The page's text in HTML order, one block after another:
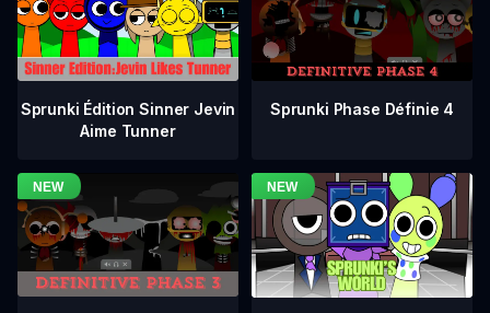
Sprunki Édition Sinner Jevin
Aime Tunner
Sprunki Phase Définie 4